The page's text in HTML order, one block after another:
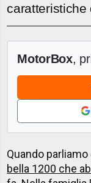
caratteristiche
MotorBox,
Quando parliamo
bella 1200 che